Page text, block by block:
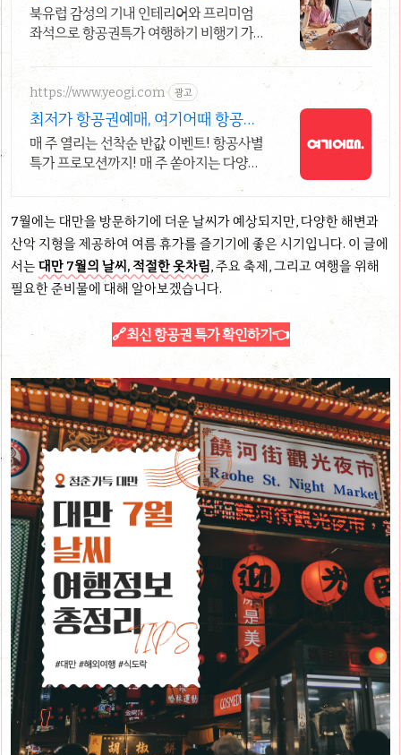
편안한 비행
북유럽 감성의 기내 인테리어와 프리미엄
좌석으로 항공권특가 여행하기 비행기 가
https://www.yeogi.com 광고
최저가 항공권예매, 여기어때 항공
+숙소 묶음 할인 혜택
매 주 열리는 선착순 반값 이벤트! 항공사별
특가 프로모션까지! 매 주 쏟아지는 다양한
7월에는 대만을 방문하기에 더운 날씨가 예상되지만, 다양한 해변과
산악 지형을 제공하여 여름 휴가를 즐기기에 좋은 시기입니다. 이 글에
서는 대만 7월의 날씨, 적절한 옷차림, 주요 축제, 그리고 여행을 위해
필요한 준비물에 대해 알아보겠습니다.
🔗최신 항공권 특가 확인하기👈